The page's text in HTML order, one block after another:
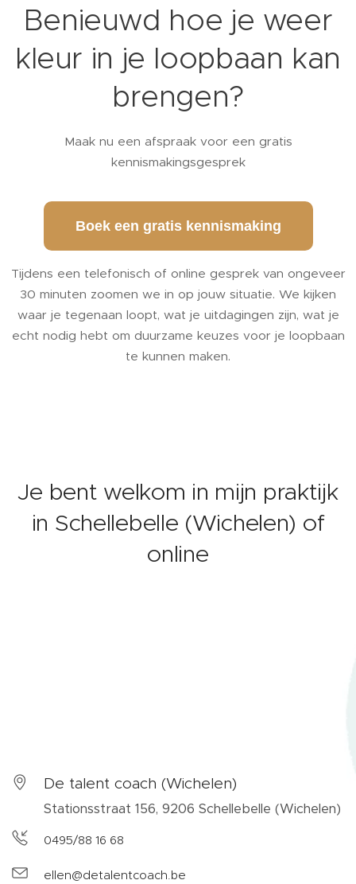
Benieuwd hoe je weer
kleur in je loopbaan kan
brengen?
Maak nu een afspraak voor een gratis
kennismakingsgesprek
Boek een gratis kennismaking
Tijdens een telefonisch of online gesprek van ongeveer
30 minuten zoomen we in op jouw situatie. We kijken
waar je tegenaan loopt, wat je uitdagingen zijn, wat je
echt nodig hebt om duurzame keuzes voor je loopbaan
te kunnen maken.
Je bent welkom in mijn praktijk
in Schellebelle (Wichelen) of
online
De talent coach (Wichelen)
Stationsstraat 156, 9206 Schellebelle (Wichelen)
0495/88 16 68
ellen@detalentcoach.be